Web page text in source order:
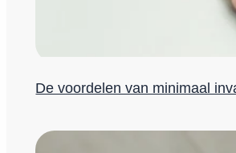
De voordelen van minimaal